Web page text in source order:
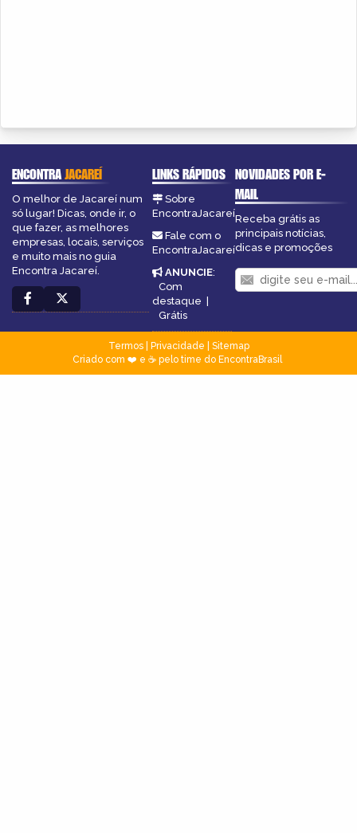
ENCONTRAJACAREÍ
O melhor de Jacareí num
só lugar! Dicas, onde ir, o
que fazer, as melhores
empresas, locais, serviços
e muito mais no guia
Encontra Jacareí.
LINKS RÁPIDOS
Sobre
EncontraJacareí
Fale com o
EncontraJacareí
ANUNCIE:
Com
destaque |
Grátis
NOVIDADES POR E-
MAIL
Receba grátis as
principais notícias,
dicas e promoções
Termos| Privacidade
Sitemap
Criado com ❤️ e ☕ pelo time do EncontraBrasil